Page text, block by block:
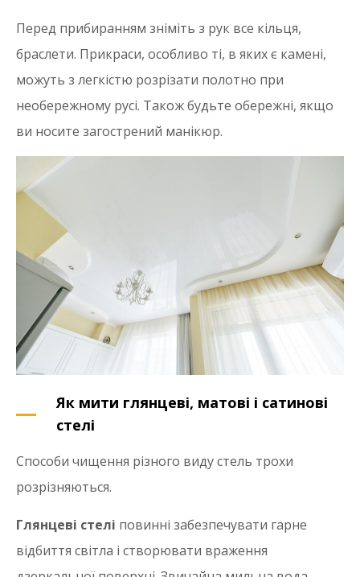
Перед прибиранням зніміть з рук все кільця,
браслети. Прикраси, особливо ті, в яких є камені,
можуть з легкістю розрізати полотно при
необережному русі. Також будьте обережні, якщо
ви носите загострений манікюр.
Як мити глянцеві, матові і сатинові
стелі
Способи чищення різного виду стель трохи
розрізняються.
Глянцеві стелі повинні забезпечувати гарне
відбиття світла і створювати враження